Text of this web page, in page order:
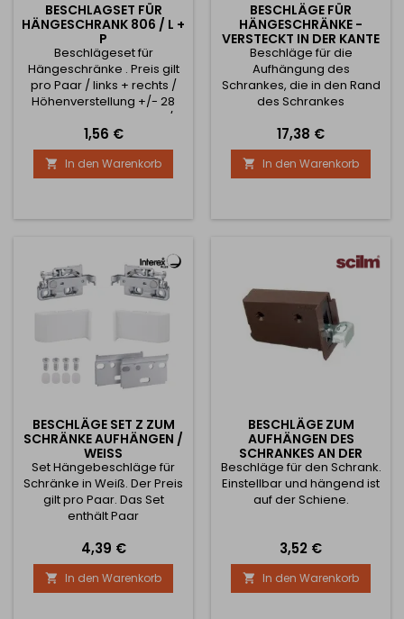
BESCHLAGSET FÜR
HÄNGESCHRANK 806 / L +
P
Beschlägeset für
Hängeschränke . Preis gilt
pro Paar / links + rechts /
Höhenverstellung +/- 28
mm, Tiefenverstellung +/-
25 mm Dem Produkt
müssen Kappen in der
gewünschten Farbe und
eine Stange zum
beigefügt werden Wir
Schrauben / für 18 mm
Gehäuse /
Preis
1,56 €
 In den Warenkorb
BESCHLÄGE FÜR
HÄNGESCHRÄNKE -
VERSTECKT IN DER KANTE
/ SCHWARZ
Beschläge für die
Aufhängung des
Schrankes, die in den Rand
des Schrankes
Mindestwandstärke der
Platte muss 18 mm
betragen. Der Zugang zur
Einstellschraube ist von 3
Höhenverstellung +/- 7,5
+/- 15 mm Ein
enthalten.
Preis
17,38 €
 In den Warenkorb
BESCHLÄGE SET Z ZUM
SCHRÄNKE AUFHÄNGEN /
WEISS
Set Hängebeschläge für
Schränke in Weiß. Der Preis
gilt pro Paar. Das Set
enthält Paar
Metall Das Set enthält ein
Paar Hängebeschläge aus
Metall ein Paar weiße
Kunststoffkappen 4 Stck.
Preis
4,39 €
 In den Warenkorb
BESCHLÄGE ZUM
AUFHÄNGEN DES
SCHRANKES AN DER
SCHIENE - BRAUN / PAAR
Beschläge für den Schrank.
Einstellbar und hängend ist
auf der Schiene.
Preis
3,52 €
 In den Warenkorb